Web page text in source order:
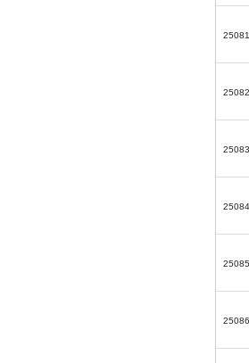
25081
25082
25083
25084
25085
25086